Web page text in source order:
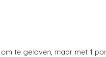
te geloven, maar met 1